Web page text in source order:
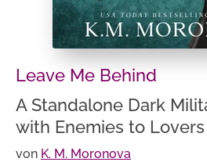
Leave Me Behind
A Standalone Dark
with Enemies to
von K. M. Moronova